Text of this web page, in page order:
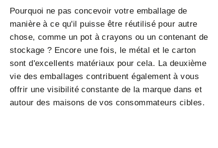
Pourquoi ne pas concevoir votre emballage de
manière à ce qu'il puisse être réutilisé pour autre
chose, comme un pot à crayons ou un contenant de
stockage ? Encore une fois, le métal et le carton
sont d'excellents matériaux pour cela. La deuxième
vie des emballages contribuent également à vous
offrir une visibilité constante de la marque dans et
autour des maisons de vos consommateurs cibles.